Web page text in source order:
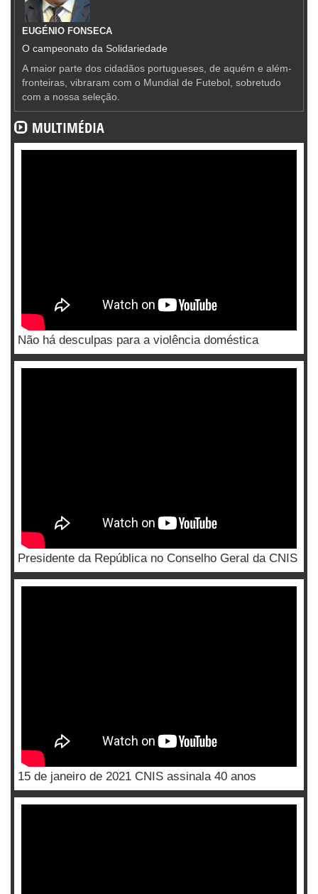
EUGÉNIO FONSECA
O campeonato da Solidariedade
A maior parte dos cidadãos portugueses, de aquém e além-
fronteiras, vibraram com o Mundial de Futebol, sobretudo
com a nossa seleção.
MULTIMÉDIA
Não há desculpas para a violência doméstica
Presidente da República no Conselho Geral da CNIS
15 de janeiro de 2021 CNIS assinala 40 anos